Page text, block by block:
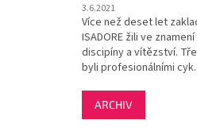
3.6.2021
Více než deset let
ISADORE žili ve
discipíny a vítězství.
byli profesionálními
ARCHIV